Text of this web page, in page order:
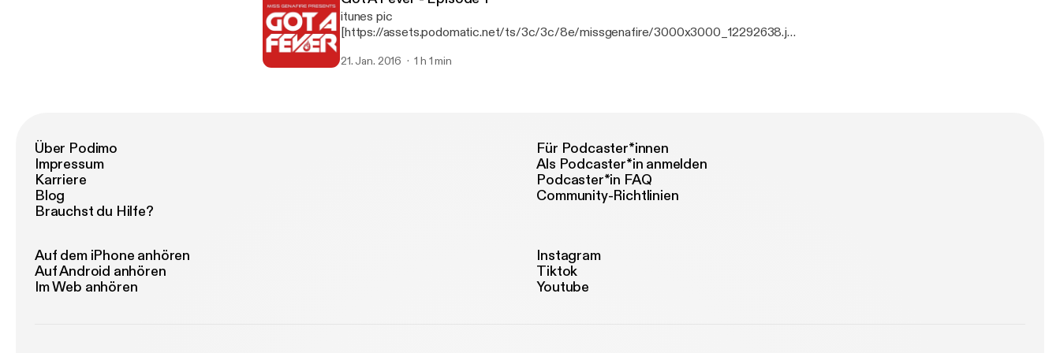
itunes pic
[https://assets.podomatic.net/ts/3c/3c/8e/missgenafire/3000x3000_12292638.jp
21. Jan. 2016 1 h 1 min
Über Podimo
Impressum
Karriere
Blog
Brauchst du Hilfe?
Für Podcaster*innen
Als Podcaster*in anmelden
Podcaster*in FAQ
Community-Richtlinien
Auf dem iPhone anhören
Auf Android anhören
Im Web anhören
Instagram
Tiktok
Youtube